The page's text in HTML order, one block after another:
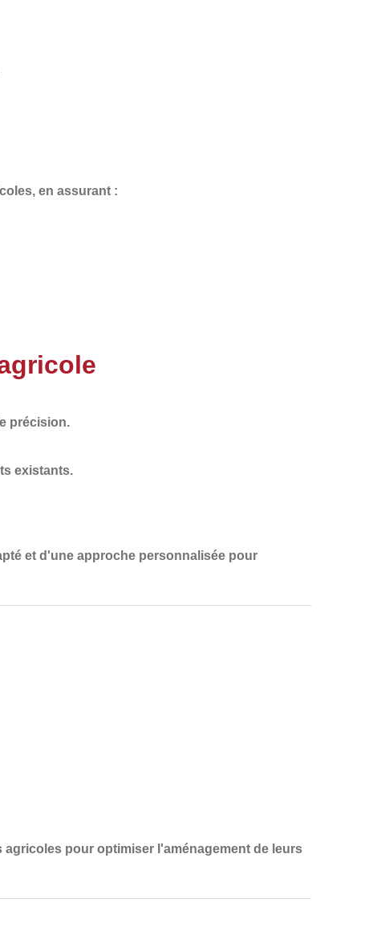
, en assurant :
précision.
existants.
et d'une approche personnalisée pour
agricoles pour optimiser l'aménagement de leurs